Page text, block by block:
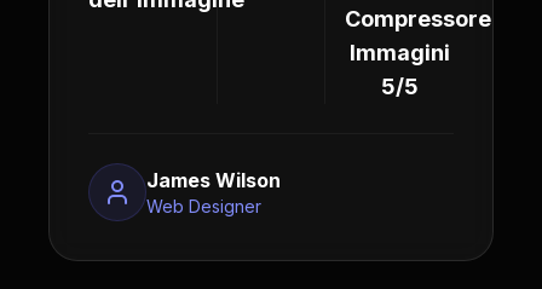
Compressore
Immagini
5/5
James Wilson
Web Designer